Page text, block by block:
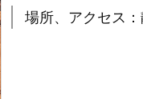
場所、アクセス